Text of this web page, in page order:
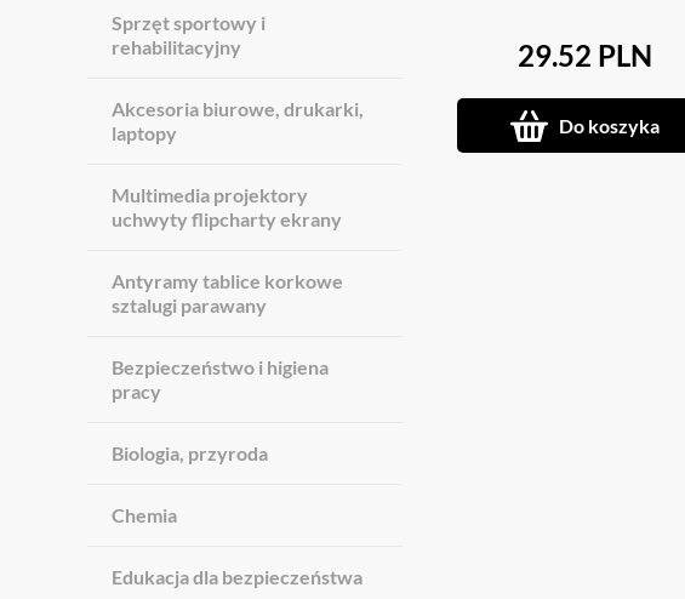
Sprzęt sportowy i
rehabilitacyjny
Akcesoria biurowe, drukarki,
laptopy
Multimedia projektory
uchwyty flipcharty ekrany
Antyramy tablice korkowe
sztalugi parawany
Bezpieczeństwo i higiena
pracy
Biologia, przyroda
Chemia
Edukacja dla bezpieczeństwa
29.52 PLN
Do koszyka